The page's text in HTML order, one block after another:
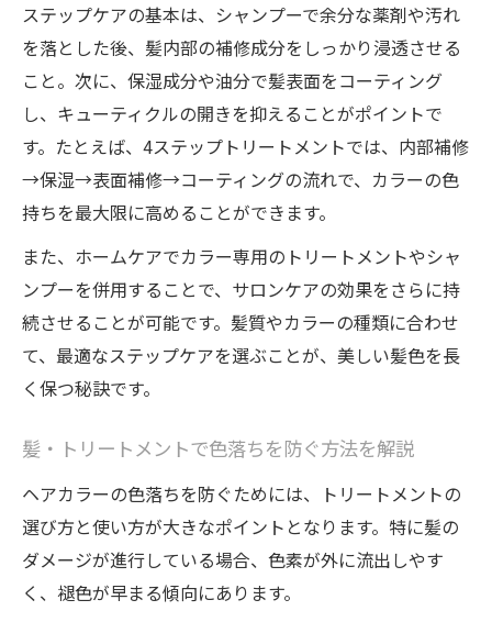
ステップケアの基本は、シャンプーで余分な薬剤や汚れ
を落とした後、髪内部の補修成分をしっかり浸透させる
こと。次に、保湿成分や油分で髪表面をコーティング
し、キューティクルの開きを抑えることがポイントで
す。たとえば、4ステップトリートメントでは、内部補修
→保湿→表面補修→コーティングの流れで、カラーの色
持ちを最大限に高めることができます。
また、ホームケアでカラー専用のトリートメントやシャ
ンプーを併用することで、サロンケアの効果をさらに持
続させることが可能です。髪質やカラーの種類に合わせ
て、最適なステップケアを選ぶことが、美しい髪色を長
く保つ秘訣です。
髪・トリートメントで色落ちを防ぐ方法を解説
ヘアカラーの色落ちを防ぐためには、トリートメントの
選び方と使い方が大きなポイントとなります。特に髪の
ダメージが進行している場合、色素が外に流出しやす
く、褪色が早まる傾向にあります。